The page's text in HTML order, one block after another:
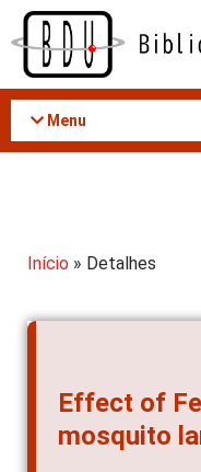
Acessar
conteúdo
Menu
Início » Detalhes
Effect of
mosquito